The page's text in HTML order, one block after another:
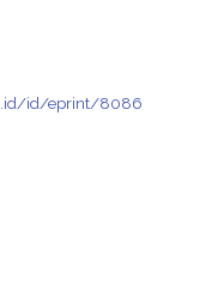
id/eprint/8086